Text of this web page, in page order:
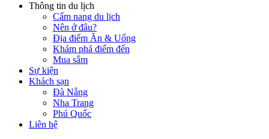
Thông tin du lịch
Cẩm nang du lịch
Nên ở đâu?
Địa điểm Ăn & Uống
Khám phá điểm đến
Mua sắm
Sự kiện
Khách sạn
Đà Nẵng
Nha Trang
Phú Quốc
Liên hệ